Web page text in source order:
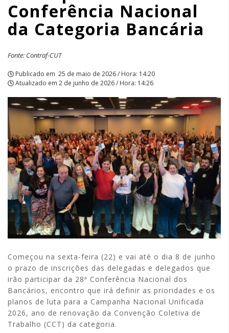
Categoria
Bancária
|
APCEF/SP
Conferência Nacional
da Categoria Bancária
Fonte: Contraf-CUT
Publicado em 25 de maio de 2026 / Hora: 14:20
Atualizado em 2 de junho de 2026 / Hora: 14:26
Começou na sexta-feira (22) e vai até o dia 8 de junho
o prazo de inscrições das delegadas e delegados que
irão participar da 28ª Conferência Nacional dos
Bancários, encontro que irá definir as prioridades e os
planos de luta para a Campanha Nacional Unificada
2026, ano de renovação da Convenção Coletiva de
Trabalho (CCT) da categoria.